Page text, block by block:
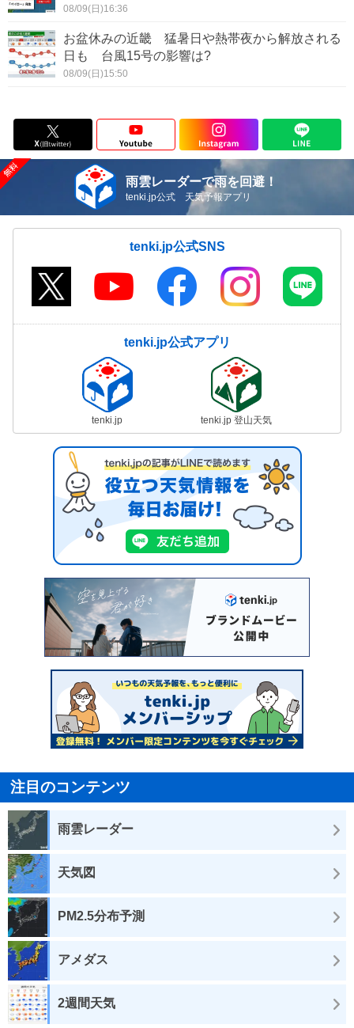
08/09(日)16:36
お盆休みの近畿 猛暑日や熱帯夜から解放される
日も 台風15号の影響は?
08/09(日)15:50
雨雲レーダーで雨を回避！
tenki.jp公式 天気予報アプリ
tenki.jp公式SNS
tenki.jp公式アプリ
tenki.jp tenki.jp 登山天気
注目のコンテンツ
雨雲レーダー
天気図
PM2.5分布予測
アメダス
2週間天気